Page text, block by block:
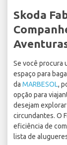
Skoda
Se você procura
espaço para
da MARBESOL,
opção para
desejam
circundantes. O
eficiência de
lista de